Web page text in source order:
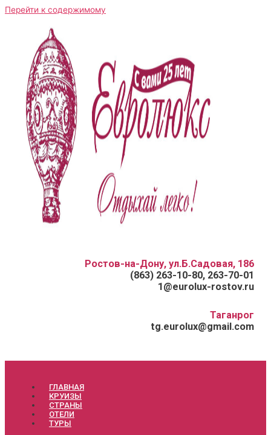
Перейти к содержимому
Ростов-на-Дону, ул.Б.Садовая, 186
(863) 263-10-80, 263-70-01
1@eurolux-rostov.ru
Таганрог
tg.eurolux@gmail.com
ГЛАВНАЯ
КРУИЗЫ
СТРАНЫ
ОТЕЛИ
ТУРЫ